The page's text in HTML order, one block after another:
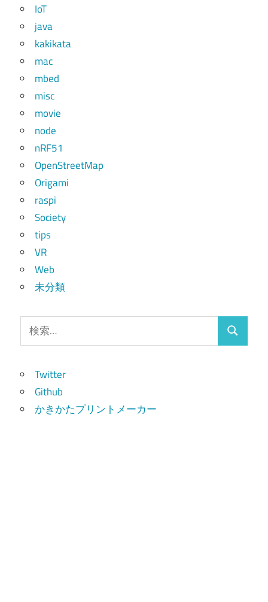
IoT
java
kakikata
mac
mbed
misc
movie
node
nRF51
OpenStreetMap
Origami
raspi
Society
tips
VR
Web
未分類
索:
検
Twitter
Github
かきかたプリントメーカー